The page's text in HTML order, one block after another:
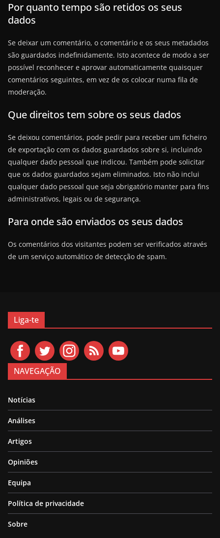
Por quanto tempo são retidos os seus
dados
Se deixar um comentário, o comentário e os seus metadados
são guardados indefinidamente. Isto acontece de modo a ser
possível reconhecer e aprovar automaticamente quaisquer
comentários seguintes, em vez de os colocar numa fila de
moderação.
Que direitos tem sobre os seus dados
Se deixou comentários, pode pedir para receber um ficheiro
de exportação com os dados guardados sobre si, incluindo
qualquer dado pessoal que indicou. Também pode solicitar
que os dados guardados sejam eliminados. Isto não inclui
qualquer dado pessoal que seja obrigatório manter para fins
administrativos, legais ou de segurança.
Para onde são enviados os seus dados
Os comentários dos visitantes podem ser verificados através
de um serviço automático de detecção de spam.
Liga-te
NAVEGAÇÃO
Notícias
Análises
Artigos
Opiniões
Equipa
Política de privacidade
Sobre